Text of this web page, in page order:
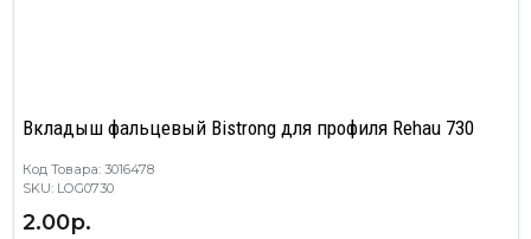
Вкладыш фальцевый Bistrong для профиля Rehau 730
Код Товара: 3016478
SKU: LOG0730
2.00р.